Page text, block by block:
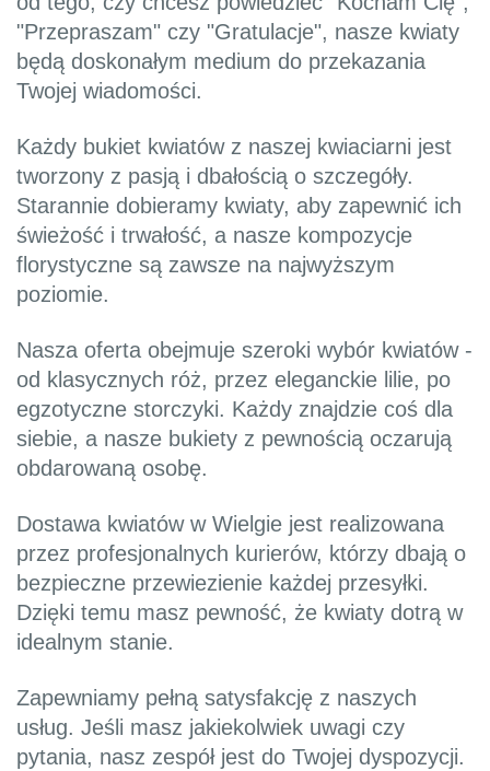
"Przepraszam" czy "Gratulacje", nasze kwiaty
będą doskonałym medium do przekazania
Twojej wiadomości.
Każdy bukiet kwiatów z naszej kwiaciarni jest
tworzony z pasją i dbałością o szczegóły.
Starannie dobieramy kwiaty, aby zapewnić ich
świeżość i trwałość, a nasze kompozycje
florystyczne są zawsze na najwyższym
poziomie.
Nasza oferta obejmuje szeroki wybór kwiatów -
od klasycznych róż, przez eleganckie lilie, po
egzotyczne storczyki. Każdy znajdzie coś dla
siebie, a nasze bukiety z pewnością oczarują
obdarowaną osobę.
Dostawa kwiatów w Wielgie jest realizowana
przez profesjonalnych kurierów, którzy dbają o
bezpieczne przewiezienie każdej przesyłki.
Dzięki temu masz pewność, że kwiaty dotrą w
idealnym stanie.
Zapewniamy pełną satysfakcję z naszych
usług. Jeśli masz jakiekolwiek uwagi czy
pytania, nasz zespół jest do Twojej dyspozycji.